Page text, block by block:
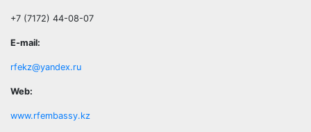
+7 (7172) 44-08-07
E-mail:
rfekz@yandex.ru
Web:
www.rfembassy.kz